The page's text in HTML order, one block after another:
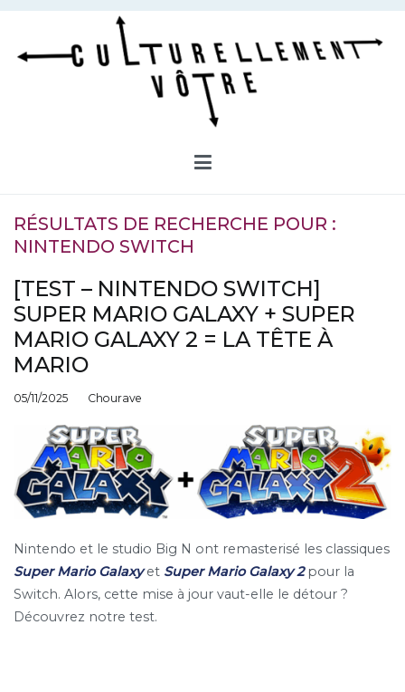
Aller
contenu
RÉSULTATS DE RECHERCHE POUR :
NINTENDO SWITCH
[TEST – NINTENDO SWITCH]
SUPER MARIO GALAXY + SUPER
MARIO GALAXY 2 = LA TÊTE À
MARIO
05/11/2025 Chourave
Nintendo et le studio Big N ont remasterisé les classiques
Super Mario Galaxyet Super Mario Galaxy 2 pour la
Switch. Alors, cette mise à jour vaut-elle le détour ?
Découvrez notre test.